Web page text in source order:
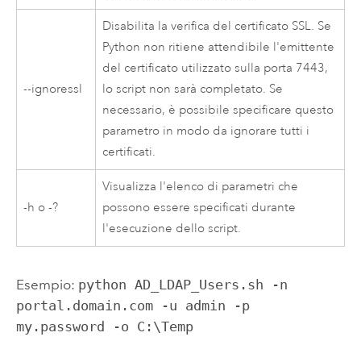
--ignoressl
Disabilita la verifica del certificato SSL. Se
Python non ritiene attendibile l'emittente
del certificato utilizzato sulla porta 7443,
lo script non sarà completato. Se
necessario, è possibile specificare questo
parametro in modo da ignorare tutti i
certificati.
-h o -?
Visualizza l'elenco di parametri che
possono essere specificati durante
l'esecuzione dello script.
Esempio: python AD_LDAP_Users.sh -n
portal.domain.com -u admin -p
my.password -o C:\Temp